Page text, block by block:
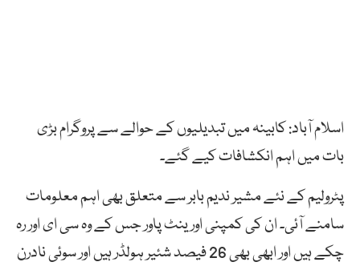
اسلام آباد: کابینہ میں تبدیلیوں کے حوالے سے پروگرام بڑی
بات میں اہم انکشافات کیے گئے۔
پٹرولیم کے نئے مشیر ندیم بابر سے متعلق بھی اہم معلومات
سامنے آئی۔ ان کی کمپنی اورینٹ پاور جس کے وہ سی ای اور رہ
چکے ہیں اور ابھی بھی 26 فیصد شئیر ہولڈر ہیں اور سوئی نادرن